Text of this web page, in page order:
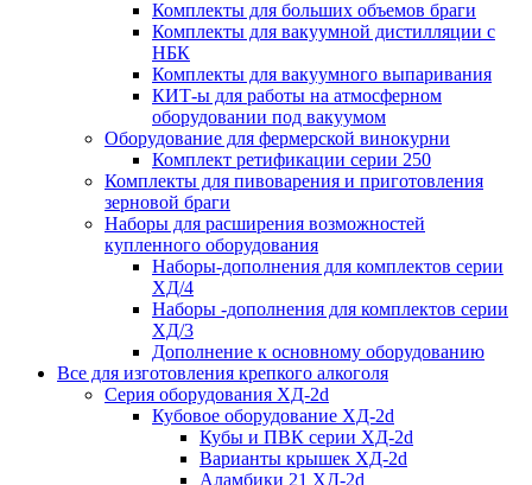
Комплекты для больших объемов браги
Комплекты для вакуумной дистилляции с
НБК
Комплекты для вакуумного выпаривания
КИТ-ы для работы на атмосферном
оборудовании под вакуумом
Оборудование для фермерской винокурни
Комплект ретификации серии 250
Комплекты для пивоварения и приготовления
зерновой браги
Наборы для расширения возможностей
купленного оборудования
Наборы-дополнения для комплектов серии
ХД/4
Наборы -дополнения для комплектов серии
ХД/3
Дополнение к основному оборудованию
Все для изготовления крепкого алкоголя
Серия оборудования ХД-2d
Кубовое оборудование ХД-2d
Кубы и ПВК серии ХД-2d
Варианты крышек ХД-2d
Аламбики 21 ХД-2d